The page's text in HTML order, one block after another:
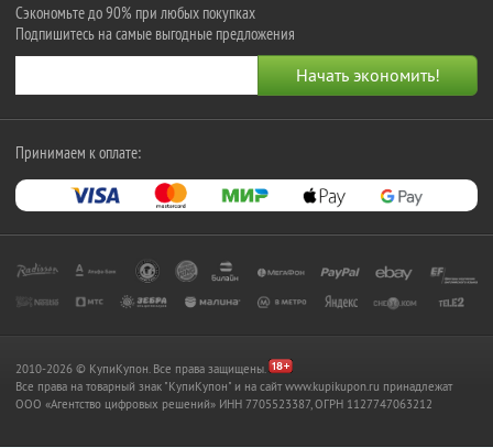
Сэкономьте до 90% при любых покупках
Подпишитесь на самые выгодные предложения
Принимаем к оплате:
2010-2026 © КупиКупон. Все права защищены.
Все права на товарный знак "КупиКупон" и на сайт www.kupikupon.ru принадлежат
OOO «Агентство цифровых решений» ИНН 7705523387, ОГРН 1127747063212